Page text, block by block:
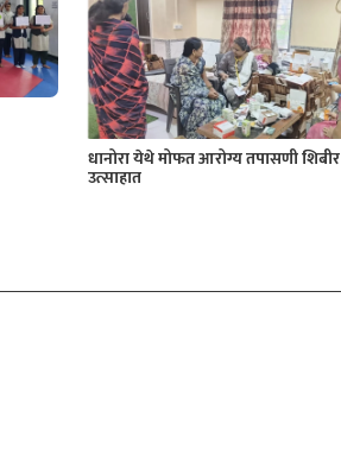
धानोरा येथे मोफत आरोग्य तपासणी शिबीर
उत्साहात